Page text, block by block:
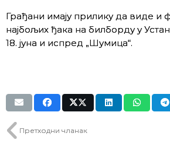
Грађани имају прилику да виде и
најбољих ђака на билборду у
18. јуна и испред „Шумица“.
Претходни чланак